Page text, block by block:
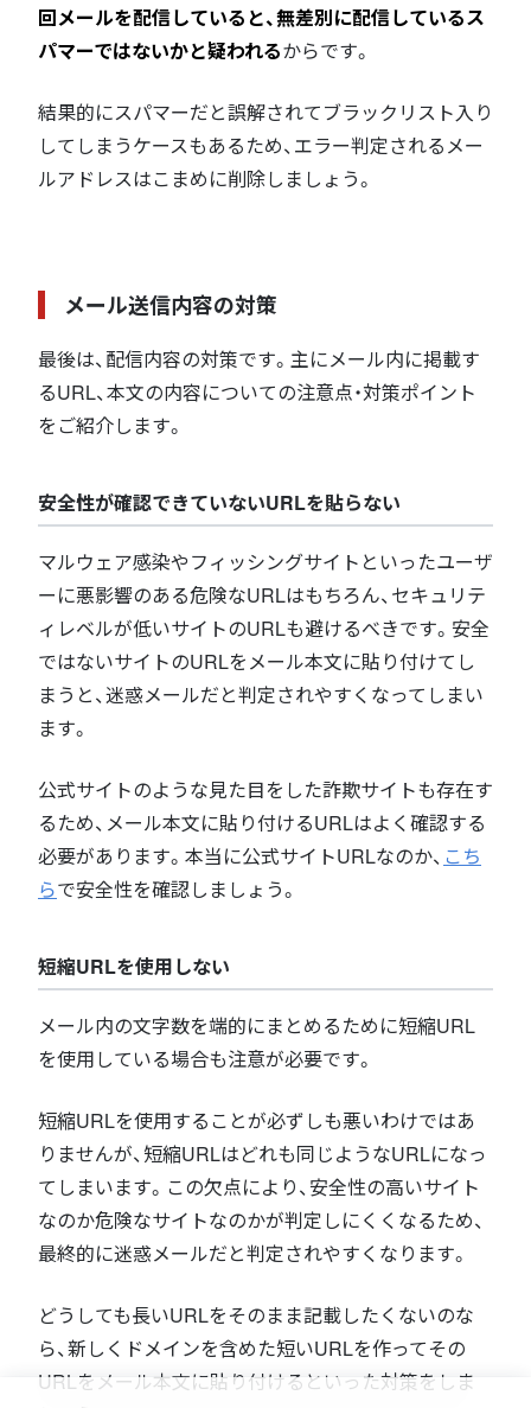
回メールを配信していると、無差別に配信しているス
パマーではないかと疑われるからです。
結果的にスパマーだと誤解されてブラックリスト入り
してしまうケースもあるため、エラー判定されるメー
ルアドレスはこまめに削除しましょう。
メール送信内容の対策
最後は、配信内容の対策です。主にメール内に掲載す
るURL、本文の内容についての注意点・対策ポイント
をご紹介します。
安全性が確認できていないURLを貼らない
マルウェア感染やフィッシングサイトといったユーザ
ーに悪影響のある危険なURLはもちろん、セキュリテ
ィレベルが低いサイトのURLも避けるべきです。安全
ではないサイトのURLをメール本文に貼り付けてし
まうと、迷惑メールだと判定されやすくなってしまい
ます。
公式サイトのような見た目をした詐欺サイトも存在す
るため、メール本文に貼り付けるURLはよく確認する
必要があります。本当に公式サイトURLなのか、 こち
らで安全性を確認しましょう。
短縮URLを使用しない
メール内の文字数を端的にまとめるために短縮URL
を使用している場合も注意が必要です。
短縮URLを使用することが必ずしも悪いわけではあ
りませんが、短縮URLはどれも同じようなURLになっ
てしまいます。この欠点により、安全性の高いサイト
なのか危険なサイトなのかが判定しにくくなるため、
最終的に迷惑メールだと判定されやすくなります。
どうしても長いURLをそのまま記載したくないのな
ら、新しくドメインを含めた短いURLを作ってその
URLをメール本文に貼り付けるといった対策をしま